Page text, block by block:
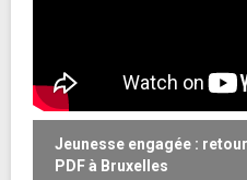
Jeunesse engagée :
PDF à Bruxelles